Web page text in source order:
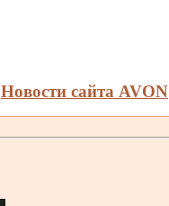
Новости сайта AVON